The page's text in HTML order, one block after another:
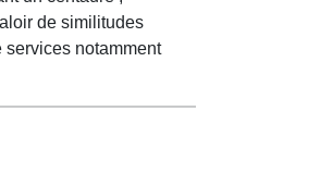
de similitudes
notamment